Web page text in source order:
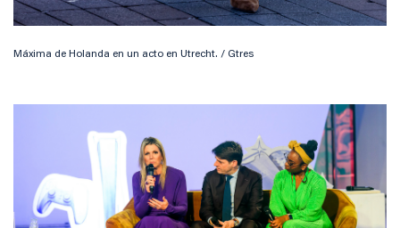
Máxima de Holanda en un acto en Utrecht. / Gtres